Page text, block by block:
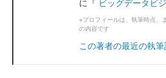
に『 ビッグデータビ
※プロフィールは、執筆時点、
の内容です
この著者の最近の執